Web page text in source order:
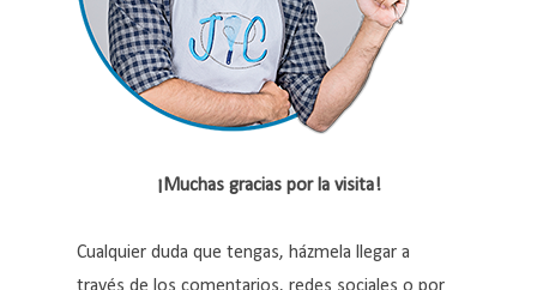
¡Muchas gracias por la visita!
Cualquier duda que tengas, házmela llegar a
través de los comentarios, redes sociales o por